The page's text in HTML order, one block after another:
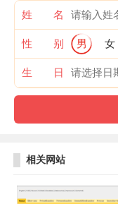
姓 名
性 别 男 女
生 日
相关网站